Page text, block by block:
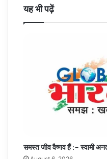
अन्तर्जनपदीय
एक
यह भी पढ़ें
समस्त जीव वैष्णव हैं :– स्वामी